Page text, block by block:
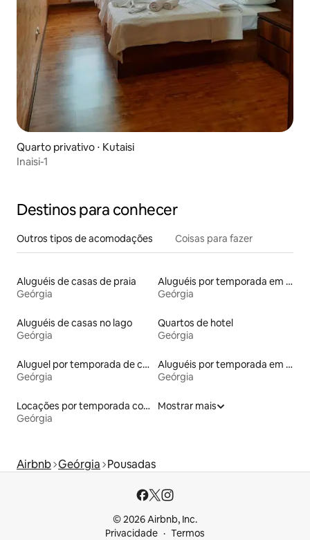
Quarto privativo ⋅ Kutaisi
Inaisi-1
Destinos para conhecer
Outros tipos de acomodações Coisas para fazer
Aluguéis de casas de praia
Geórgia
Aluguéis por temporada em hotéis-fazenda
Geórgia
Aluguéis de casas no lago
Geórgia
Quartos de hotel
Geórgia
Aluguel por temporada de castelos
Geórgia
Aluguéis por temporada em albergue
Geórgia
Locações por temporada com piscina
Geórgia
Mostrar mais
Airbnb Geórgia Pousadas
© 2026 Airbnb, Inc.
Privacidade
Termos